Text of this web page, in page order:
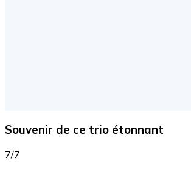
Souvenir de ce trio étonnant
7/7